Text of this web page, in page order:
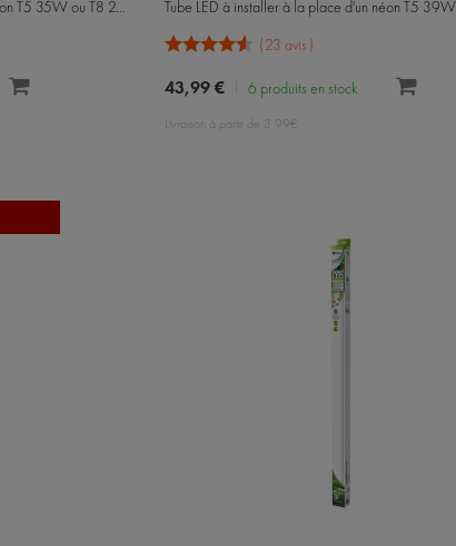
Tube LED à installer à la place d'un néon T5 35W ou T8 25W Tube LED à installer à la place d'un néon T5 39W
23 avis
43,99 € 6 produits en stock
Livraison à partir de 3,99€